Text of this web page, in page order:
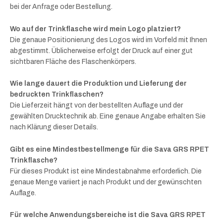
bei der Anfrage oder Bestellung.
Wo auf der Trinkflasche wird mein Logo platziert?
Die genaue Positionierung des Logos wird im Vorfeld mit Ihnen
abgestimmt. Üblicherweise erfolgt der Druck auf einer gut
sichtbaren Fläche des Flaschenkörpers.
Wie lange dauert die Produktion und Lieferung der
bedruckten Trinkflaschen?
Die Lieferzeit hängt von der bestellten Auflage und der
gewählten Drucktechnik ab. Eine genaue Angabe erhalten Sie
nach Klärung dieser Details.
Gibt es eine Mindestbestellmenge für die Sava GRS RPET
Trinkflasche?
Für dieses Produkt ist eine Mindestabnahme erforderlich. Die
genaue Menge variiert je nach Produkt und der gewünschten
Auflage.
Für welche Anwendungsbereiche ist die Sava GRS RPET